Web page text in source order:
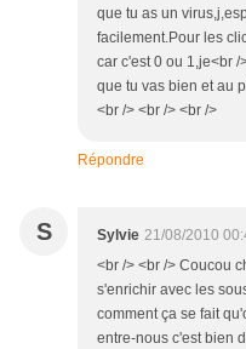
que tu as un
facilement.Pour les
car c'est 0 ou 1,je<br
que tu vas bien et au
<br /> <br /> <br />
Répondre
S Sylvie 21/08/2010
<br /> <br /> Coucou
s'enrichir avec les
comment ça se fait
entre-nous c'est bien